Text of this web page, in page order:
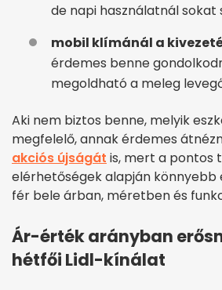
de napi használatnál
mobil klímánál a
érdemes benne
megoldható a meleg
Aki nem biztos benne, melyik
megfelelő, annak érdemes
akciós újságát is, mert a pontos
elérhetőségek alapján könnyebb
fér bele árban, méretben és
Ár-érték arányban
hétfői Lidl-kínálat